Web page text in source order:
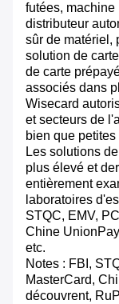
futées,
distributeur
sûr de matériel,
solution de
de carte
associés dans
Wisecard
et secteurs de
bien que
Les solutions
plus élevé et
entièrement
laboratoires
STQC, EMV,
Chine
etc.
Notes : FBI,
MasterCard,
découvrent,